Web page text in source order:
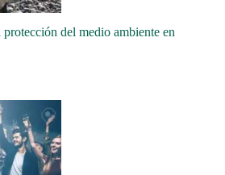
del medio ambiente en